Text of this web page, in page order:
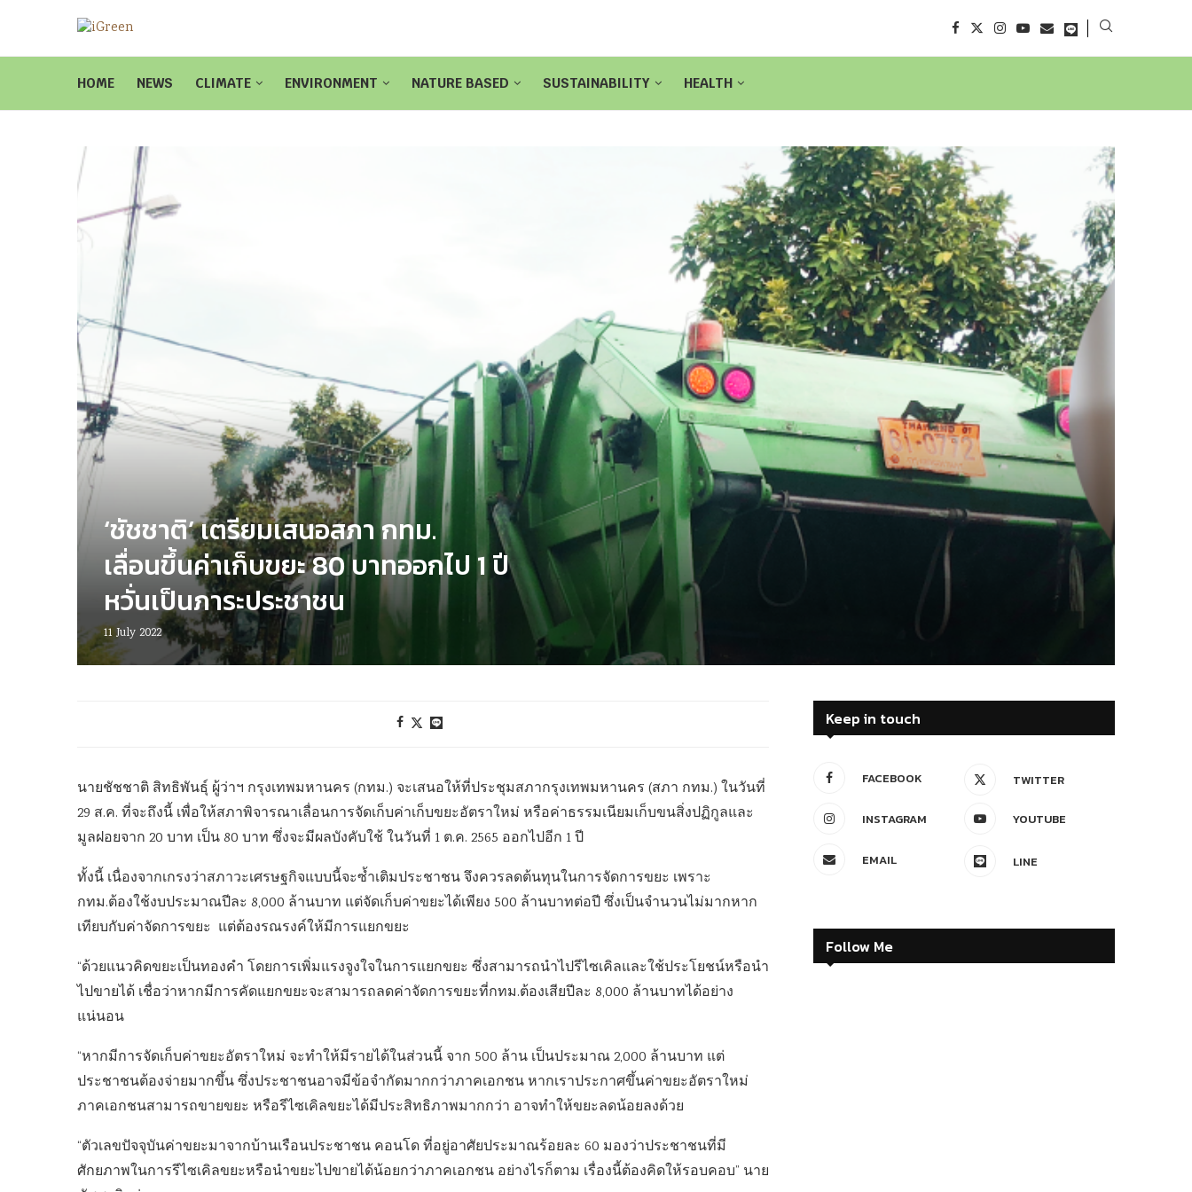
HOME NEWS CLIMATE ENVIRONMENT NATURE BASED SUSTAINABILITY HEALTH
‘ชัชชาติ’ เตรียมเสนอสภา กทม.
เลื่อนขึ้นค่าเก็บขยะ 80 บาทออกไป 1 ปี
หวั่นเป็นภาระประชาชน
11 July 2022
นายชัชชาติ สิทธิพันธุ์ ผู้ว่าฯ กรุงเทพมหานคร (กทม.) จะเสนอให้ที่ประชุมสภากรุงเทพมหานคร (สภา กทม.) ในวันที่
29 ส.ค. ที่จะถึงนี้ เพื่อให้สภาพิจารณาเลื่อนการจัดเก็บค่าเก็บขยะอัตราใหม่ หรือค่าธรรมเนียมเก็บขนสิ่งปฏิกูลและ
มูลฝอยจาก 20 บาท เป็น 80 บาท ซึ่งจะมีผลบังคับใช้ ในวันที่ 1 ต.ค. 2565 ออกไปอีก 1 ปี
ทั้งนี้ เนื่องจากเกรงว่าสภาวะเศรษฐกิจแบบนี้จะซ้ำเติมประชาชน จึงควรลดต้นทุนในการจัดการขยะ เพราะ
กทม.ต้องใช้งบประมาณปีละ 8,000 ล้านบาท แต่จัดเก็บค่าขยะได้เพียง 500 ล้านบาทต่อปี ซึ่งเป็นจำนวนไม่มากหาก
เทียบกับค่าจัดการขยะ แต่ต้องรณรงค์ให้มีการแยกขยะ
“ด้วยแนวคิดขยะเป็นทองคำ โดยการเพิ่มแรงจูงใจในการแยกขยะ ซึ่งสามารถนำไปรีไซเคิลและใช้ประโยชน์หรือนำ
ไปขายได้ เชื่อว่าหากมีการคัดแยกขยะจะสามารถลดค่าจัดการขยะที่กทม.ต้องเสียปีละ 8,000 ล้านบาทได้อย่าง
แน่นอน
“หากมีการจัดเก็บค่าขยะอัตราใหม่ จะทำให้มีรายได้ในส่วนนี้ จาก 500 ล้าน เป็นประมาณ 2,000 ล้านบาท แต่
ประชาชนต้องจ่ายมากขึ้น ซึ่งประชาชนอาจมีข้อจำกัดมากกว่าภาคเอกชน หากเราประกาศขึ้นค่าขยะอัตราใหม่
ภาคเอกชนสามารถขายขยะ หรือรีไซเคิลขยะได้มีประสิทธิภาพมากกว่า อาจทำให้ขยะลดน้อยลงด้วย
“ตัวเลขปัจจุบันค่าขยะมาจากบ้านเรือนประชาชน คอนโด ที่อยู่อาศัยประมาณร้อยละ 60 มองว่าประชาชนที่มี
ศักยภาพในการรีไซเคิลขยะหรือนำขยะไปขายได้น้อยกว่าภาคเอกชน อย่างไรก็ตาม เรื่องนี้ต้องคิดให้รอบคอบ” นาย
Keep in touch
FACEBOOK TWITTER
INSTAGRAM YOUTUBE
EMAIL LINE
Follow Me